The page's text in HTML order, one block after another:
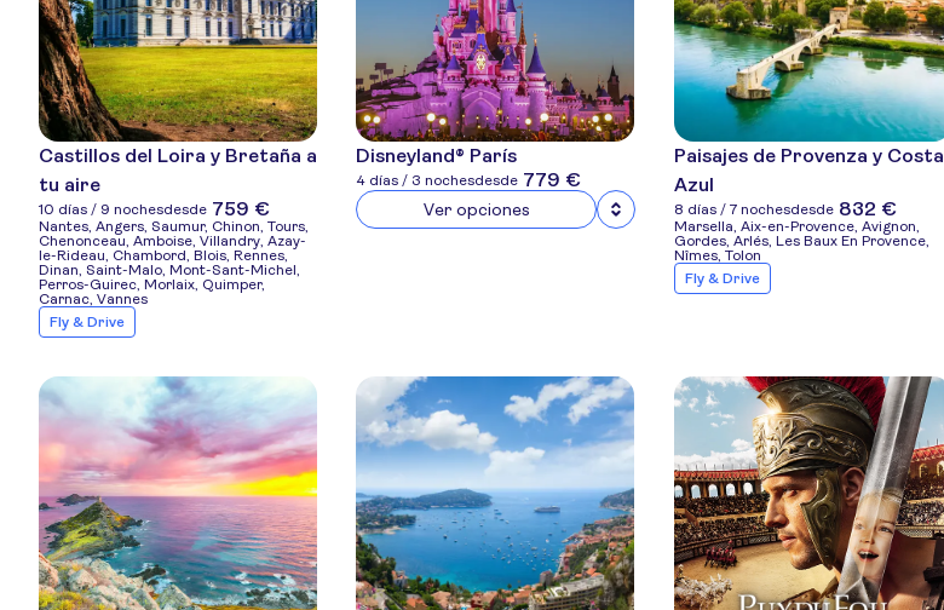
Castillos del Loira y Bretaña a
tu aire
10 días / 9 nochesdesde 759 €
Nantes, Angers, Saumur, Chinon, Tours,
Chenonceau, Amboise, Villandry, Azay-
le-Rideau, Chambord, Blois, Rennes,
Dinan, Saint-Malo, Mont-Sant-Michel,
Perros-Guirec, Morlaix, Quimper,
Carnac, Vannes
Fly & Drive
Disneyland® París
4 días / 3 nochesdesde 779 €
Ver opciones
Paisajes de Provenza y Costa
Azul
8 días / 7 nochesdesde 832 €
Marsella, Aix-en-Provence, Avignon,
Gordes, Arlés, Les Baux En Provence,
Nîmes, Tolon
Fly & Drive